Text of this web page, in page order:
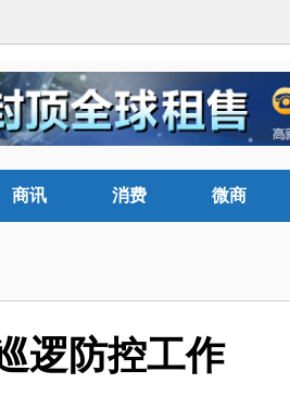
商讯 消费 微商
逻防控工作